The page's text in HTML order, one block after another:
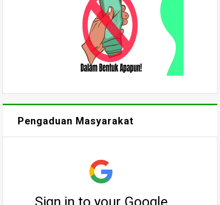
Pengaduan Masyarakat